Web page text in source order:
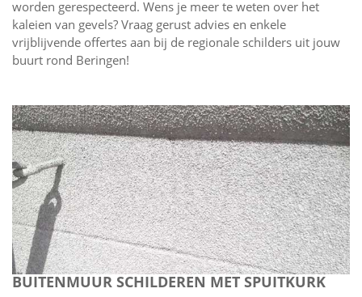
worden gerespecteerd. Wens je meer te weten over het
kaleien van gevels? Vraag gerust advies en enkele
vrijblijvende offertes aan bij de regionale schilders uit jouw
buurt rond Beringen!
BUITENMUUR SCHILDEREN MET SPUITKURK